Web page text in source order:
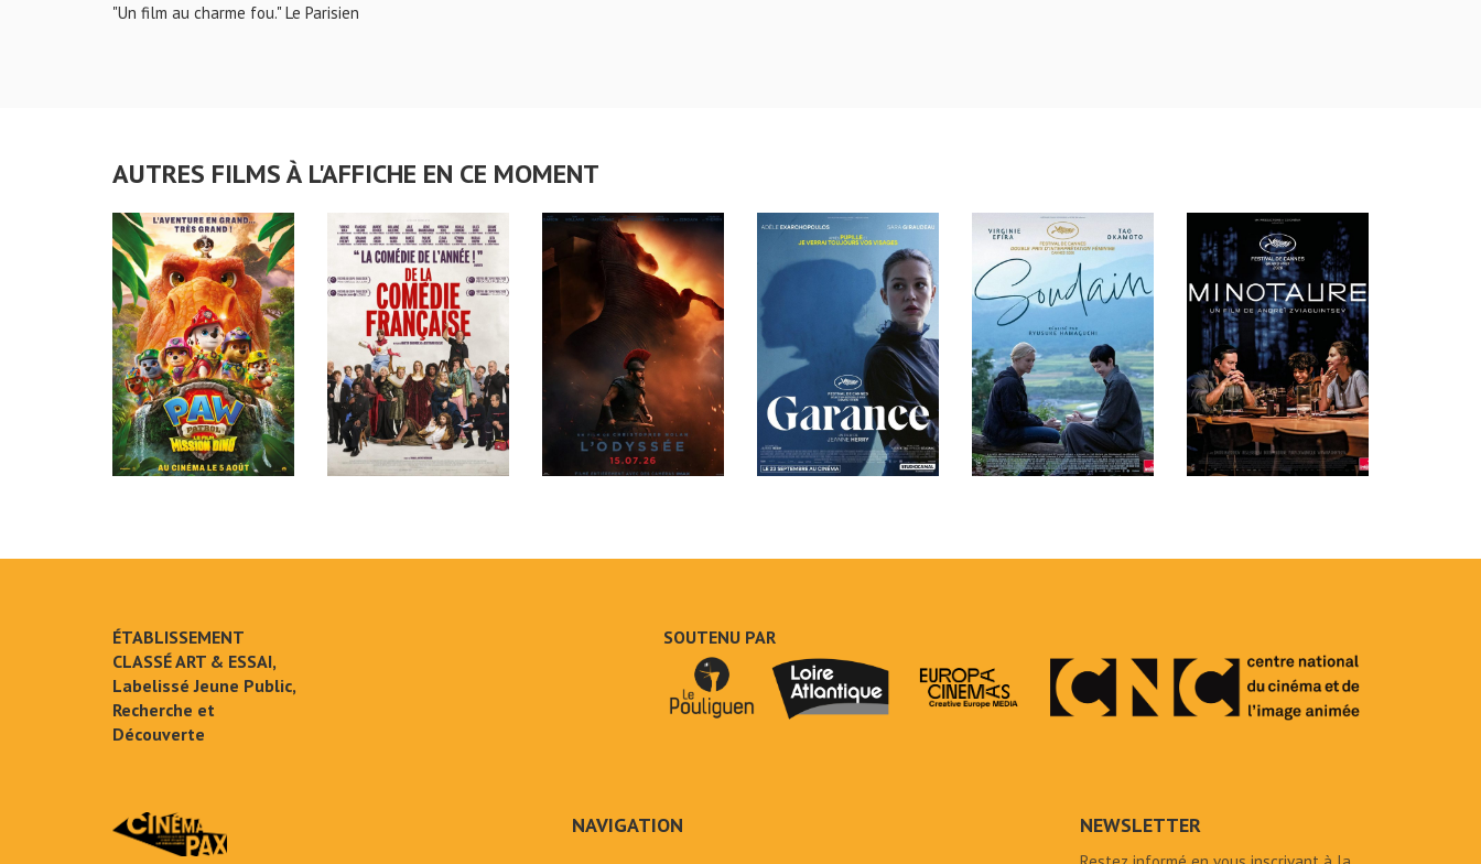
"Un film au charme fou." Le Parisien
AUTRES FILMS À L'AFFICHE EN CE MOMENT
ÉTABLISSEMENT
CLASSÉ ART & ESSAI,
Labelissé Jeune Public,
Recherche et
Découverte
SOUTENU PAR
NAVIGATION NEWSLETTER